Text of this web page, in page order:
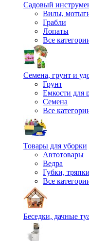
Садовый
Вилы,
Грабли
Лопаты
Все
Семена, грунт и
Грунт
Емкости для
Семена
Все
Товары для уборки
Автотовары
Ведра
Губки,
Все
Беседки, дачные